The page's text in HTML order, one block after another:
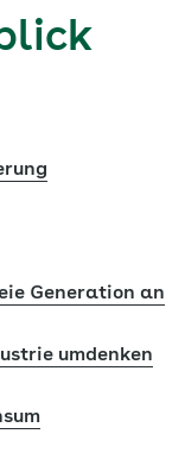
Generation an
umdenken